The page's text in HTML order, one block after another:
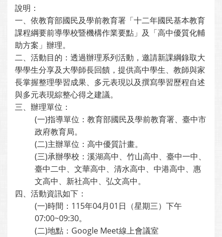
說明：
一、依教育部國民及學前教育署「十二年國民基本教育
課程綱要前導學校暨機構作業要點」及「高中優質化輔
助方案」辦理。
二、活動目的：透過辦理系列活動，邀請新課綱錄取大
學學生分享及大學師長回饋，提供高中學生、教師與家
長掌握整理學習成果、多元表現以及撰寫學習歷程自述
與多元表現綜整心得之建議。
三、辦理單位：
(一)指導單位：教育部國民及學前教育署、臺中市
政府教育局。
(二)主辦單位：高中優質計畫。
(三)承辦學校：溪湖高中、竹山高中、臺中一中、
臺中二中、文華高中、清水高中、中港高中、惠
文高中、新社高中、弘文高中。
四、活動資訊如下：
(一)時間：115年04月01日（星期三）下午
07:00~09:30。
(二)地點：Google Meet線上會議室